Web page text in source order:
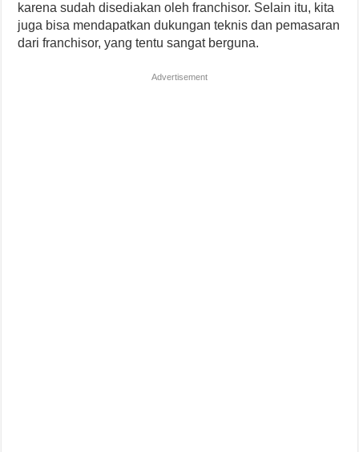
karena sudah disediakan oleh franchisor. Selain itu, kita
juga bisa mendapatkan dukungan teknis dan pemasaran
dari franchisor, yang tentu sangat berguna.
Advertisement